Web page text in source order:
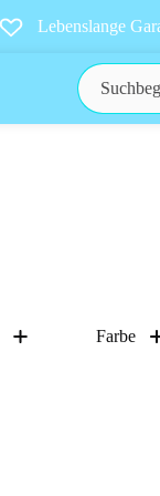
Lebenslange
Farbe